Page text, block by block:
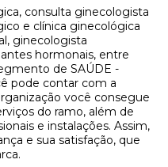
consulta ginecologista
e clínica ginecológica
ginecologista
hormonais, entre
de SAÚDE -
pode contar com a
você consegue
do ramo, além de
e instalações. Assim,
e sua satisfação, que